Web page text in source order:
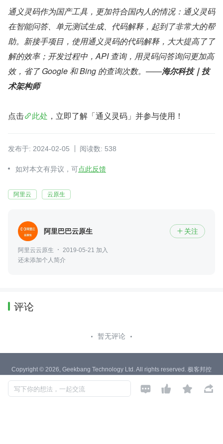
通义灵码作为国产工具，更加符合国内人的情况：通义灵码
在智能问答、单元测试生成、代码解释，起到了非常大的帮
助。新接手项目，使用通义灵码的代码解释，大大提高了了
解的效率；开发过程中，API 查询，用灵码问答询问更加高
效，省了 Google 和 Bing 的查询次数。——海尔科技｜技
术架构师
点击 此处 ，立即了解「通义灵码」并参与使用！
发布于: 2024-02-05 阅读数: 538
如对本文有异议，可点此反馈
阿里云 云原生
阿里巴巴云原生  关注
阿里云云原生
2019-05-21 加入
还未添加个人简介
评论
暂无评论
写下你的想法，一起交流    
Copyright © 2026, Geekbang Technology Ltd. All rights reserved. 极客邦控
京 ICP 备 16027448 号 - 5
产品资质